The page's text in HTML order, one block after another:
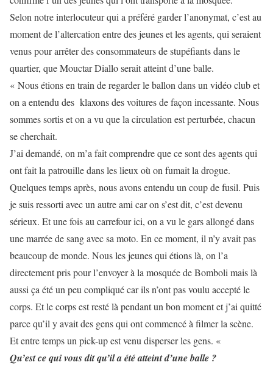
Selon notre interlocuteur qui a préféré garder l’anonymat, c’est au
moment de l’altercation entre des jeunes et les agents, qui seraient
venus pour arrêter des consommateurs de stupéfiants dans le
quartier, que Mouctar Diallo serait atteint d’une balle.
« Nous étions en train de regarder le ballon dans un vidéo club et
on a entendu des klaxons des voitures de façon incessante. Nous
sommes sortis et on a vu que la circulation est perturbée, chacun
se cherchait.
J’ai demandé, on m’a fait comprendre que ce sont des agents qui
ont fait la patrouille dans les lieux où on fumait la drogue.
Quelques temps après, nous avons entendu un coup de fusil. Puis
je suis ressorti avec un autre ami car on s’est dit, c’est devenu
sérieux. Et une fois au carrefour ici, on a vu le gars allongé dans
une marrée de sang avec sa moto. En ce moment, il n’y avait pas
beaucoup de monde. Nous les jeunes qui étions là, on l’a
directement pris pour l’envoyer à la mosquée de Bomboli mais là
aussi ça été un peu compliqué car ils n’ont pas voulu accepté le
corps. Et le corps est resté là pendant un bon moment et j’ai quitté
parce qu’il y avait des gens qui ont commencé à filmer la scène.
Et entre temps un pick-up est venu disperser les gens. «
Qu’est ce qui vous dit qu’il a été atteint d’une balle ?